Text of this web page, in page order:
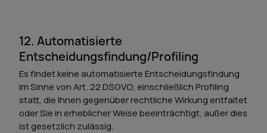
12. Automatisierte
Entscheidungsfindung/Profiling
Es findet keine automatisierte Entscheidungsfindung
im Sinne von Art. 22 DSGVO, einschließlich Profiling
statt, die Ihnen gegenüber rechtliche Wirkung entfaltet
oder Sie in erheblicher Weise beeinträchtigt, außer dies
ist gesetzlich zulässig.